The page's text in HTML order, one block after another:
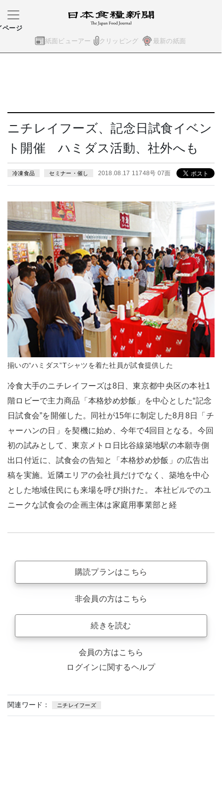
紙面ビューアー クリッピング 最新の紙面
ページ
ニチレイフーズ、記念日試食イベン
ト開催 ハミダス活動、社外へも
冷凍食品 セミナー・催し 2018.08.17 11748号 07面
揃いの“ハミダス”Tシャツを着た社員が試食提供した
冷食大手のニチレイフーズは8日、東京都中央区の本社1
階ロビーで主力商品「本格炒め炒飯」を中心とした“記念
日試食会”を開催した。同社が15年に制定した8月8日「チ
ャーハンの日」を契機に始め、今年で4回目となる。今回
初の試みとして、東京メトロ日比谷線築地駅の本願寺側
出口付近に、試食会の告知と「本格炒め炒飯」の広告出
稿を実施。近隣エリアの会社員だけでなく、築地を中心
とした地域住民にも来場を呼び掛けた。 本社ビルでのユ
ニークな試食会の企画主体は家庭用事業部と経
購読プランはこちら
非会員の方はこちら
続きを読む
会員の方はこちら
ログインに関するヘルプ
関連ワード： ニチレイフーズ